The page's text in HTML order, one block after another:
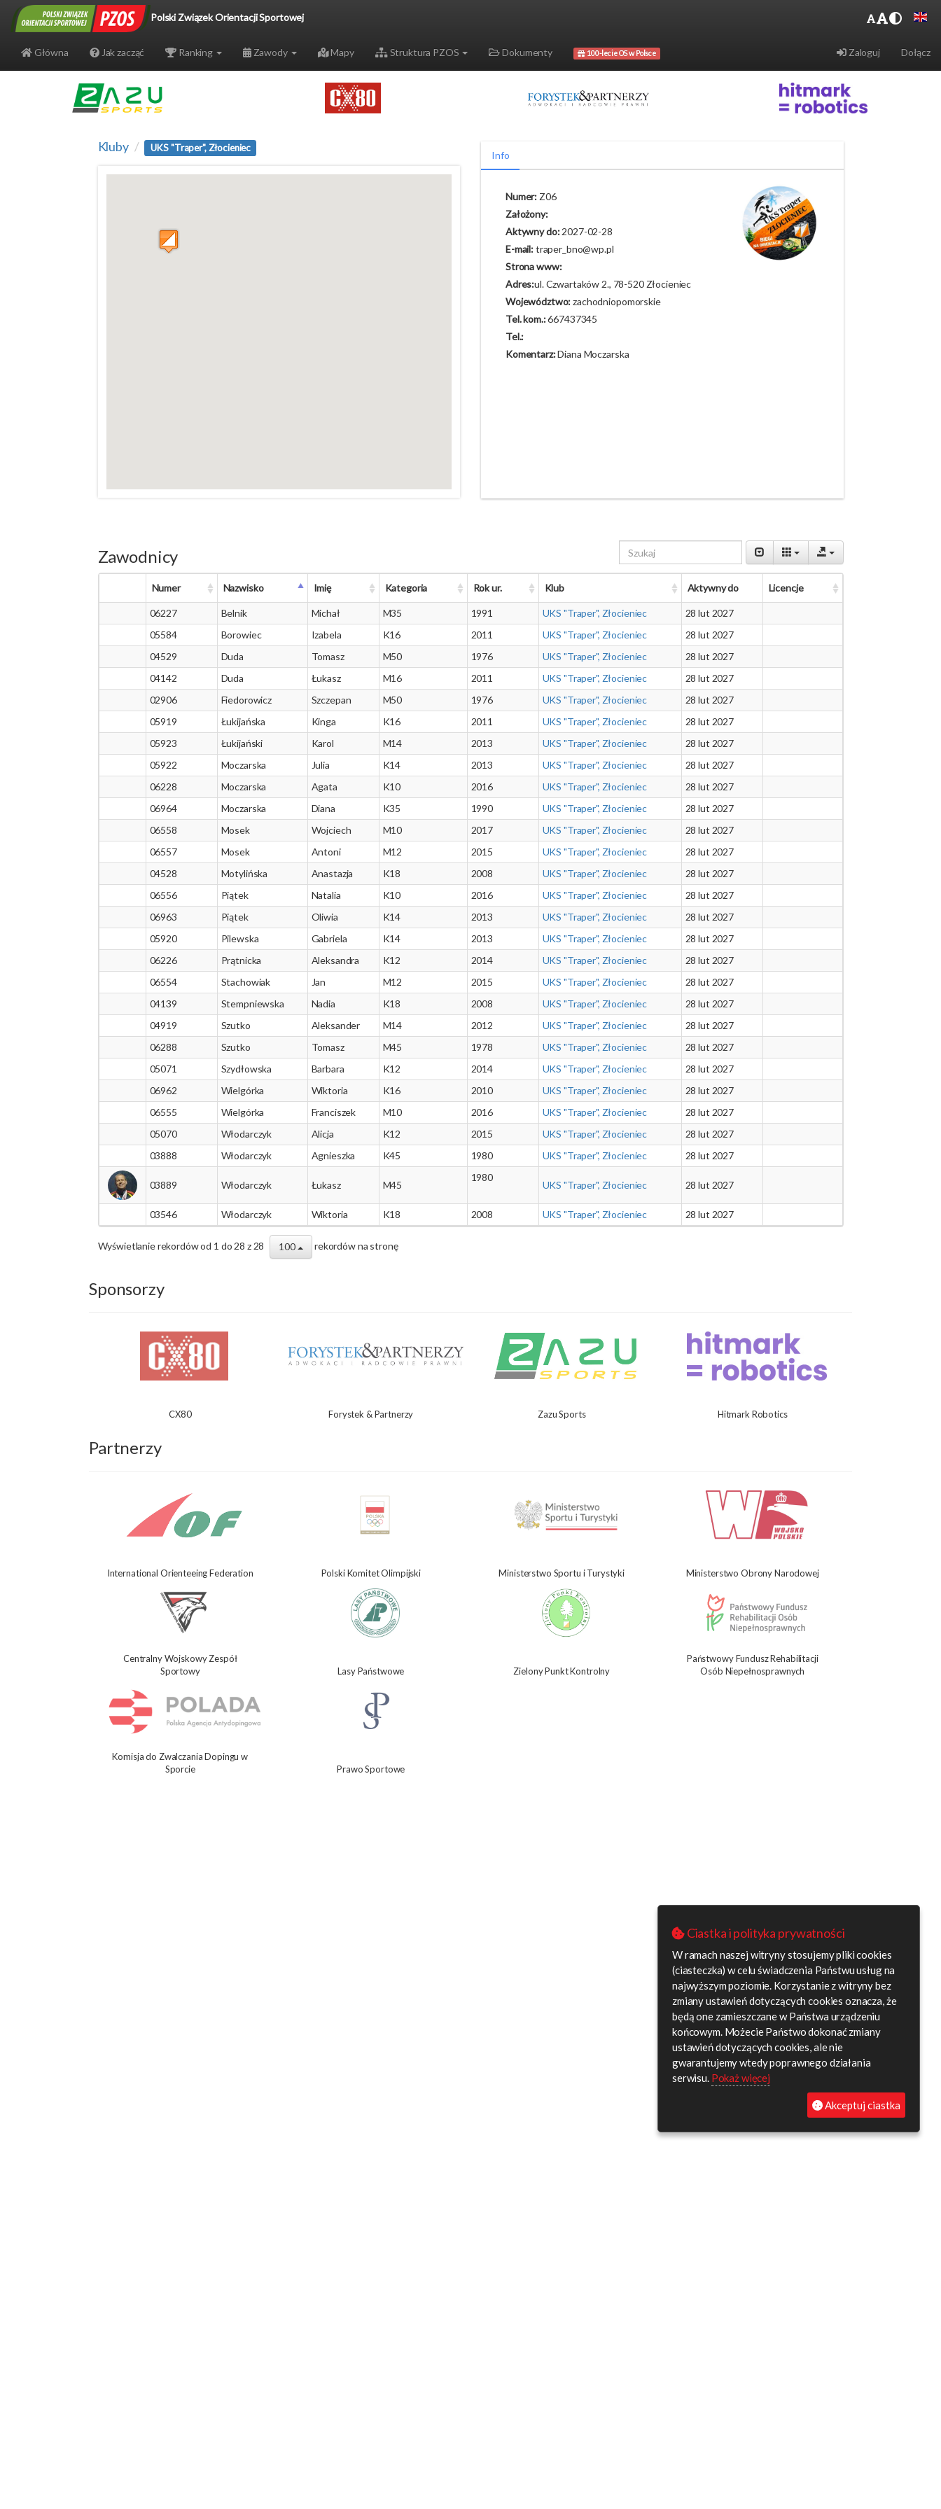
Polski Związek Orientacji Sportowej
Główna Jak zacząć Ranking Zawody Mapy Struktura PZOS Dokumenty 100-lecie OS w Polsce Zaloguj Dołącz
Kluby UKS "Traper", Złocieniec
Info
Numer: Z06
Założony:
Aktywny do:2027-02-28
E-mail:traper_bno@wp.pl
Strona www:
Adres:ul. Czwartaków 2., 78-520 Złocieniec
Województwo:zachodniopomorskie
Tel. kom.:667437345
Tel.:
Komentarz:Diana Moczarska
Zawodnicy
Numer Nazwisko Imię Kategoria Rok ur. Klub Aktywny do Licencje
06227 Belnik Michał M35 1991 UKS "Traper", Złocieniec
28 lut 2027
05584
Borowiec Izabela K16 2011 UKS "Traper", Złocieniec
28 lut 2027
04529
Duda Tomasz M50 1976 UKS "Traper", Złocieniec
28 lut 2027
04142
Duda Łukasz M16 2011 UKS "Traper", Złocieniec
28 lut 2027
02906
Fiedorowicz Szczepan M50 1976 UKS "Traper", Złocieniec
28 lut 2027
05919
Łukijańska Kinga K16 2011 UKS "Traper", Złocieniec
28 lut 2027
05923
Łukijański Karol M14 2013 UKS "Traper", Złocieniec
28 lut 2027
05922
Moczarska Julia K14 2013 UKS "Traper", Złocieniec
28 lut 2027
06228
Moczarska Agata K10 2016 UKS "Traper", Złocieniec
28 lut 2027
06964
Moczarska Diana K35 1990 UKS "Traper", Złocieniec
28 lut 2027
06558
Mosek Wojciech M10 2017 UKS "Traper", Złocieniec
28 lut 2027
06557
Mosek Antoni M12 2015 UKS "Traper", Złocieniec
28 lut 2027
04528
Motylińska Anastazja K18 2008 UKS "Traper", Złocieniec
28 lut 2027
06556
Piątek Natalia K10 2016 UKS "Traper", Złocieniec
28 lut 2027
06963
Piątek Oliwia K14 2013 UKS "Traper", Złocieniec
28 lut 2027
05920
Pilewska Gabriela K14 2013 UKS "Traper", Złocieniec
28 lut 2027
06226
Prątnicka Aleksandra K12 2014 UKS "Traper", Złocieniec
28 lut 2027
06554
Stachowiak Jan M12 2015 UKS "Traper", Złocieniec
28 lut 2027
04139
Stempniewska Nadia K18 2008 UKS "Traper", Złocieniec
28 lut 2027
04919
Szutko Aleksander M14 2012 UKS "Traper", Złocieniec
28 lut 2027
06288
Szutko Tomasz M45 1978 UKS "Traper", Złocieniec
28 lut 2027
05071
Szydłowska Barbara K12 2014 UKS "Traper", Złocieniec
28 lut 2027
06962
Wielgórka Wiktoria K16 2010 UKS "Traper", Złocieniec
28 lut 2027
06555
Wielgórka Franciszek M10 2016 UKS "Traper", Złocieniec
28 lut 2027
05070
Włodarczyk Alicja K12 2015 UKS "Traper", Złocieniec
28 lut 2027
03888
Włodarczyk Agnieszka K45 1980 UKS "Traper", Złocieniec 28 lut 2027
03889 Włodarczyk Łukasz M45
1980
UKS "Traper", Złocieniec 28 lut 2027
03546 Włodarczyk Wiktoria K18 2008 UKS "Traper", Złocieniec 28 lut 2027
Wyświetlanie rekordów od 1 do 28 z 28 100 rekordów na stronę
Sponsorzy
CX80 Forystek & Partnerzy Zazu Sports Hitmark Robotics
Partnerzy
International Orienteeing Federation Polski Komitet Olimpijski Ministerstwo Sportu i Turystyki Ministerstwo Obrony Narodowej
Centralny Wojskowy Zespół
Sportowy
Lasy Państwowe Zielony Punkt Kontrolny
Państwowy Fundusz Rehabilitacji
Osób Niepełnosprawnych
Komisja do Zwalczania Dopingu w
Sporcie
Prawo Sportowe
Ciastka i polityka prywatności
W ramach naszej witryny stosujemy pliki cookies
(ciasteczka) w celu świadczenia Państwu usług na
najwyższym poziomie. Korzystanie z witryny bez
zmiany ustawień dotyczących cookies oznacza, że
będą one zamieszczane w Państwa urządzeniu
końcowym. Możecie Państwo dokonać zmiany
ustawień dotyczących cookies, ale nie
gwarantujemy wtedy poprawnego działania
serwisu. Pokaż więcej
Akceptuj ciastka